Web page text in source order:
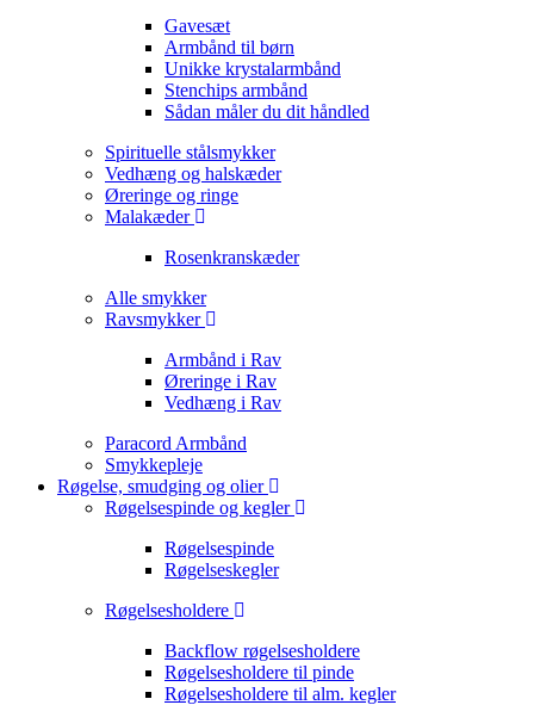
Gavesæt
Armbånd til børn
Unikke krystalarmbånd
Stenchips armbånd
Sådan måler du dit håndled
Spirituelle stålsmykker
Vedhæng og halskæder
Øreringe og ringe
Malakæder
Rosenkranskæder
Alle smykker
Ravsmykker
Armbånd i Rav
Øreringe i Rav
Vedhæng i Rav
Paracord Armbånd
Smykkepleje
Røgelse, smudging og olier
Røgelsespinde og kegler
Røgelsespinde
Røgelseskegler
Røgelsesholdere
Backflow røgelsesholdere
Røgelsesholdere til pinde
Røgelsesholdere til alm. kegler